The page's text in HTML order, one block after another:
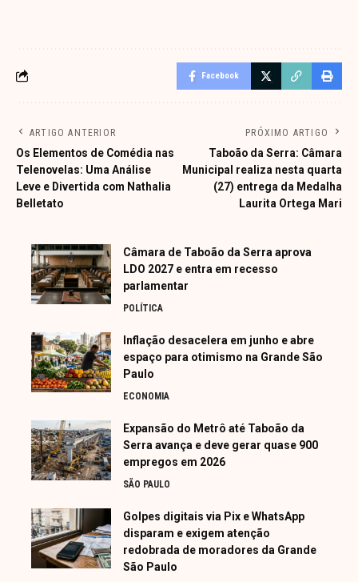
Facebook
ARTIGO ANTERIOR
Os Elementos de Comédia nas
Telenovelas: Uma Análise
Leve e Divertida com Nathalia
Belletato
PRÓXIMO ARTIGO
Taboão da Serra: Câmara
Municipal realiza nesta quarta
(27) entrega da Medalha
Laurita Ortega Mari
Câmara de Taboão da Serra aprova
LDO 2027 e entra em recesso
parlamentar
POLÍTICA
Inflação desacelera em junho e abre
espaço para otimismo na Grande São
Paulo
ECONOMIA
Expansão do Metrô até Taboão da
Serra avança e deve gerar quase 900
empregos em 2026
SÃO PAULO
Golpes digitais via Pix e WhatsApp
disparam e exigem atenção
redobrada de moradores da Grande
São Paulo